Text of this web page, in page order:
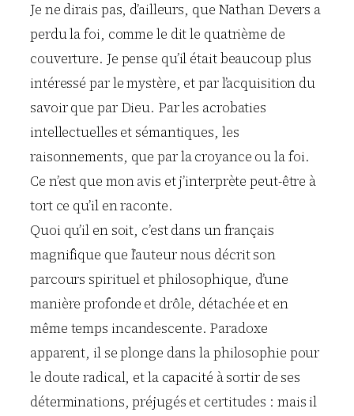
Je ne dirais pas, d’ailleurs, que Nathan Devers a
perdu la foi, comme le dit le quatrième de
couverture. Je pense qu’il était beaucoup plus
intéressé par le mystère, et par l’acquisition du
savoir que par Dieu. Par les acrobaties
intellectuelles et sémantiques, les
raisonnements, que par la croyance ou la foi.
Ce n’est que mon avis et j’interprète peut-être à
tort ce qu’il en raconte.
Quoi qu’il en soit, c’est dans un français
magnifique que l’auteur nous décrit son
parcours spirituel et philosophique, d’une
manière profonde et drôle, détachée et en
même temps incandescente. Paradoxe
apparent, il se plonge dans la philosophie pour
le doute radical, et la capacité à sortir de ses
déterminations, préjugés et certitudes : mais il